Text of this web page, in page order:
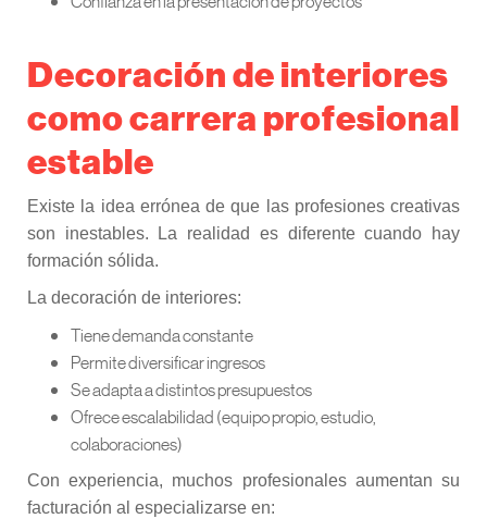
Decoración de interiores
como carrera profesional
estable
Existe la idea errónea de que las profesiones creativas
son inestables. La realidad es diferente cuando hay
formación sólida.
La decoración de interiores:
Tiene demanda constante
Permite diversificar ingresos
Se adapta a distintos presupuestos
Ofrece escalabilidad (equipo propio, estudio,
colaboraciones)
Con experiencia, muchos profesionales aumentan su
facturación al especializarse en: